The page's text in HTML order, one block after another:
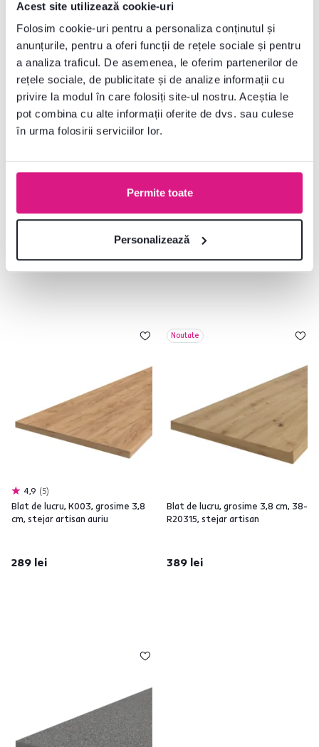
Acest site utilizează cookie-uri
Folosim cookie-uri pentru a personaliza conținutul și
anunțurile, pentru a oferi funcții de rețele sociale și pentru
a analiza traficul. De asemenea, le oferim partenerilor de
rețele sociale, de publicitate și de analize informații cu
privire la modul în care folosiți site-ul nostru. Aceștia le
pot combina cu alte informații oferite de dvs. sau culese
în urma folosirii serviciilor lor.
Permite toate
Personalizează
royal beigemarble
365 lei
4,9 5
Blat de lucru, K003, grosime 3,8
cm, stejar artisan auriu
289 lei
Noutate
Blat de lucru, grosime 3,8 cm, 38-
R20315, stejar artisan
389 lei